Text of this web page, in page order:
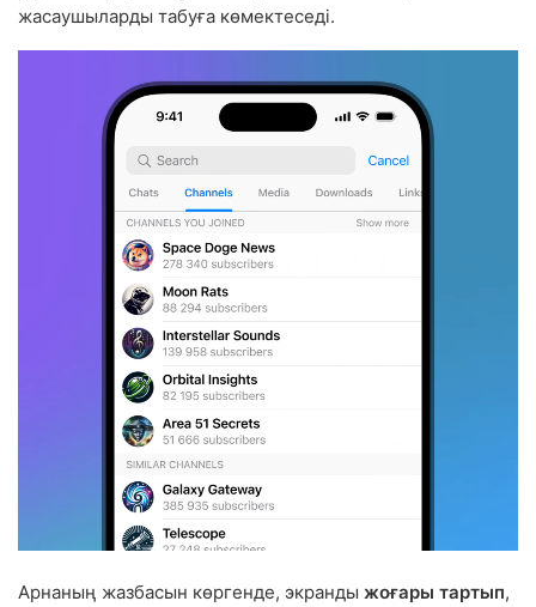
жасаушыларды табуға көмектеседі.
Арнаның жазбасын көргенде, экранды жоғары тартып,